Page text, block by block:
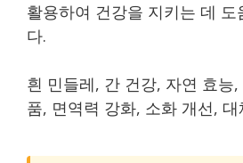
활용하여 건강을 지키는 데 도
다.
흰 민들레, 간 건강, 자연 효능
품, 면역력 강화, 소화 개선,